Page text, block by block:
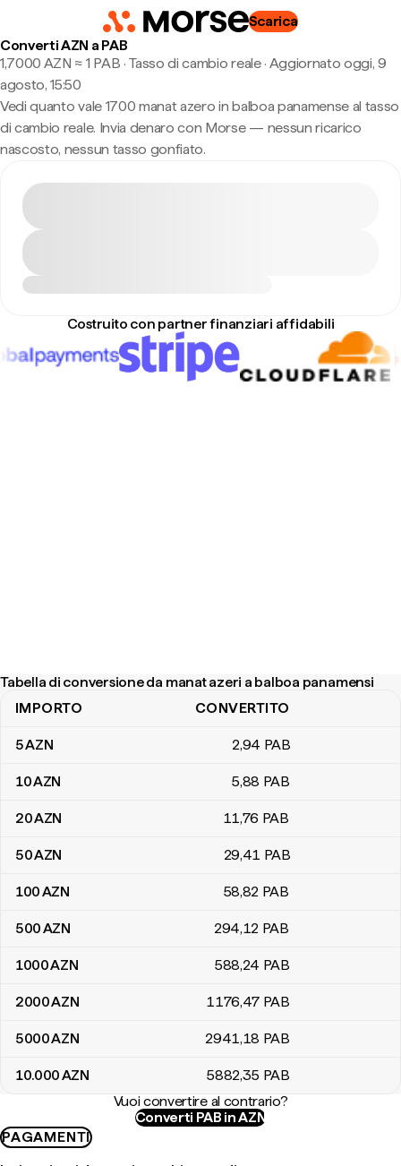
Scarica
Converti AZN a PAB
1,7000 AZN ≈ 1 PAB · Tasso di cambio reale· Aggiornato oggi, 9
agosto, 15:50
Vedi quanto vale 1700 manat azero in balboa panamense al tasso
di cambio reale. Invia denaro con Morse — nessun ricarico
nascosto, nessun tasso gonfiato.
Costruito con partner finanziari affidabili
Tabella di conversione da manat azeri a balboa panamensi
Tabella di conversione da manat azeri a balboa panamensi
IMPORTO CONVERTITO
5AZN 2,94 PAB
10AZN 5,88 PAB
20AZN 11,76 PAB
50AZN 29,41 PAB
100AZN 58,82 PAB
500AZN 294,12 PAB
1000AZN 588,24 PAB
2000AZN 1176,47 PAB
5000AZN 2941,18 PAB
10.000AZN 5882,35 PAB
Vuoi convertire al contrario?
Converti PAB in AZN
PAGAMENTI